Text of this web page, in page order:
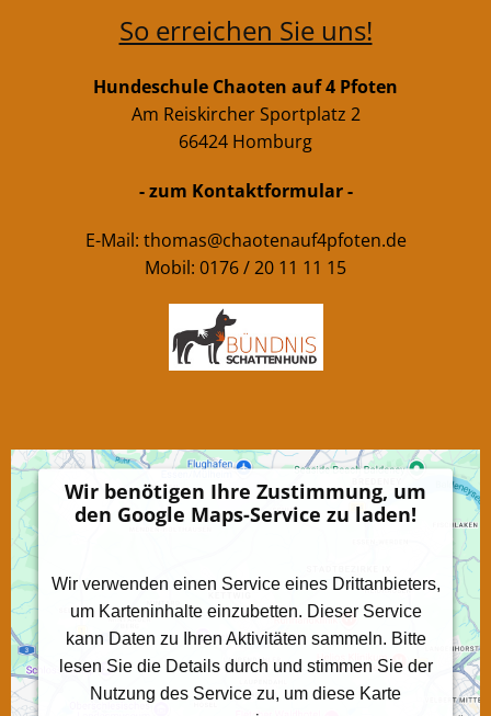
So erreichen Sie uns!
Hundeschule Chaoten auf 4 Pfoten
Am Reiskircher Sportplatz 2
66424 Homburg
- zum Kontaktformular -
E-Mail: thomas@chaotenauf4pfoten.de
Mobil: 0176 / 20 11 11 15
Wir benötigen Ihre Zustimmung, um
den Google Maps-Service zu laden!
Wir verwenden einen Service eines Drittanbieters,
um Karteninhalte einzubetten. Dieser Service
kann Daten zu Ihren Aktivitäten sammeln. Bitte
lesen Sie die Details durch und stimmen Sie der
Nutzung des Service zu, um diese Karte